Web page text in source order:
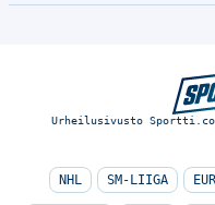
Urheilusivusto
NHL SM-LIIGA